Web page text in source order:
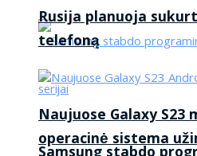
Rusija planuoja
telefoną
Naujuose Galaxy S23
operacinė sistema